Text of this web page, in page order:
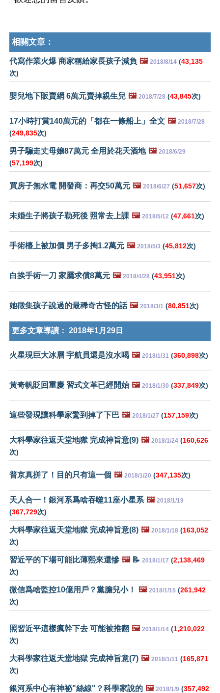
相關文章：
代寫作業火爆 商家稱給家長孩子減負 🖼️ 2018/8/14 (43,135
次)
嬰兒地下販賣網 6萬元賣掉親生兒 🖼️ 2018/7/28 (43,845次)
17小時打賞140萬元的「都在一條船上」全文 🖼️ 2018/7/28
(249,835次)
男子騙走丈母孃87萬元 全用於花天酒地 🖼️ 2018/6/29
(57,199次)
買房子無水電 開發商：再交50萬元 🖼️ 2018/6/27 (51,657次)
未婚生子將孩子勒死後 照常去上課 🖼️ 2018/5/12 (47,661次)
手術檯上被加價 男子多掏1.2萬元 🖼️ 2018/5/3 (45,812次)
白挨手術一刀 家屬求償8萬元 🖼️ 2018/4/28 (43,951次)
她徵集孩子說過的最稀奇古怪的話 🖼️ 2018/3/1 (80,851次)
更多文章導讀： 2018年1月29日
火星現巨大冰層 宇航員還是沒水喝 🖼️ 2018/1/31 (360,898次)
黃奇帆貶回重慶 習式文革已經開始 🖼️ 2018/1/30 (337,849次)
這些發現讓科學家驚到掉了下巴 🖼️ 2018/1/27 (157,159次)
大科學家往返天堂地獄 完成神旨意(9) 🖼️ 2018/1/24 (160,626
次)
普京真拼了！目的只有這一個 🖼️ 2018/1/20 (347,135次)
天人合一！銀河系爲啥吞噬11座小星系 🖼️ 2018/1/19
(367,729次)
大科學家往返天堂地獄 完成神旨意(8) 🖼️ 2018/1/18 (163,052
次)
習近平的下場可能比薄熙來還慘 🖼️📝 2018/1/17 (2,138,469
次)
微信爲啥監控10億用戶？黨膽兒小！ 🖼️ 2018/1/15 (261,942
次)
照習近平這樣瘋幹下去 可能被推翻 🖼️ 2018/1/14 (1,210,022
次)
大科學家往返天堂地獄 完成神旨意(7) 🖼️ 2018/1/11 (165,871
次)
銀河系中心有神祕"絲線"？科學家說的 🖼️ 2018/1/9 (357,492